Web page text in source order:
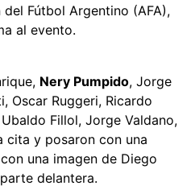
Fútbol Argentino (AFA),
al evento.
Nery Pumpido, Jorge
Oscar Ruggeri, Ricardo
Fillol, Jorge Valdano,
cita y posaron con una
una imagen de Diego
delantera.